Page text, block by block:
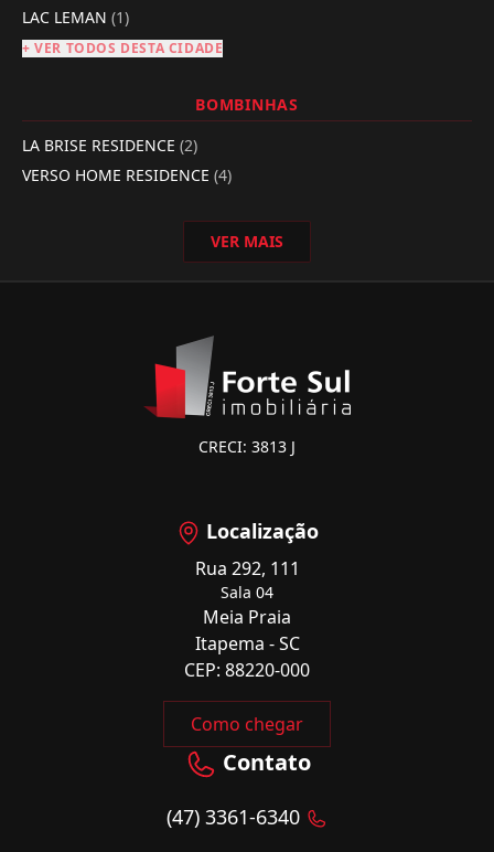
LAC LEMAN (1)
+ VER TODOS DESTA CIDADE
BOMBINHAS
LA BRISE RESIDENCE (2)
VERSO HOME RESIDENCE (4)
VER MAIS
CRECI: 3813 J
Localização
Rua 292, 111
Sala 04
Meia Praia
Itapema - SC
CEP: 88220-000
Como chegar
Contato
(47) 3361-6340